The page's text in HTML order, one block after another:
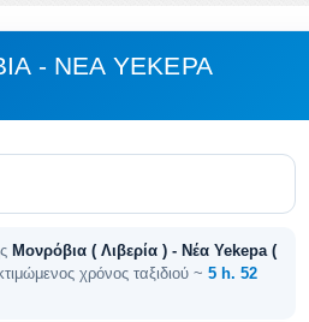
- ΝΈΑ YEKEPA
Μονρόβια ( Λιβερία ) - Νέα Yekepa (
χρόνος ταξιδιού ~ 5 h. 52